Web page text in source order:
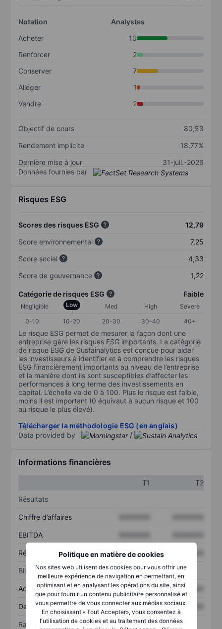
Politique en matière de cookies
Nos sites web utilisent des cookies pour vous offrir une
meilleure expérience de navigation en permettant, en
optimisant et en analysant les opérations du site, ainsi
que pour fournir un contenu publicitaire personnalisé et
vous permettre de vous connecter aux médias sociaux.
En choisissant « Tout Accepter», vous consentez à
l'utilisation de cookies et au traitement des données
Notation
Analystes
Acheter
10
Renforcer
2
Conserver
7
Alléger
1
Vendre
2
Objectif de cours
80,53
Rendement implicite
18,77%
Dernière mise à jour
31-juil.-2026
Données fournies par
Risques ESG
Scores des risques ESG
12,79
Score environnemental
7,25
Score social
4,33
Score de gouvernance
1,22
Catégorie de risques ESG Faible
Negligible Low Med High
Severe
0-10
10-20 20-30 30-40 40+
Le risque ESG permet de mesurer la façon dont une
entreprise gère les risques ESG importants. La catégorie
de risque ESG de Sustainalytics est conçue pour aider
les investisseurs à identifier et à comprendre les risques
ESG financièrement importants au niveau de l’entreprise
et la manière dont ils sont susceptibles d’affecter les
performances à long terme des investissements en
capital. L’échelle va de 0 à 100. Plus le risque est faible,
moins il est important (0 équivaut à aucun risque et 100
au risque le plus élevé).
Télécharger la méthodologie ESG (en anglais)
Data provided by
/
Informations financières
T1
T2
Résultats
Chiffre d’affaires
EBITDA
Résultat net XXXXXXX
Bilan
Actif total XXXXXXX XXXXXXX
Dette totale XXXXXXX XXXXXXX
Ratios